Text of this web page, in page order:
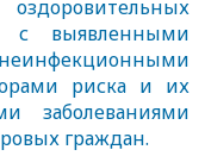
с выявленными
риска и их
заболеваниями
граждан.